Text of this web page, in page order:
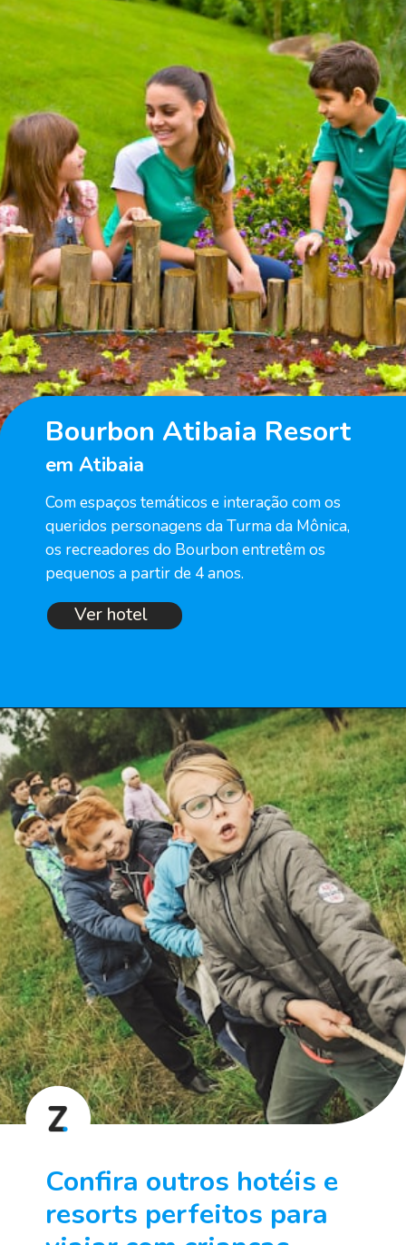
Ver hotel
Com espaços temáticos e interação com os
queridos personagens da Turma da Mônica,
os recreadores do Bourbon entretêm os
pequenos a partir de 4 anos.
em Atibaia
Bourbon Atibaia Resort
Confira outros hotéis e
resorts perfeitos para